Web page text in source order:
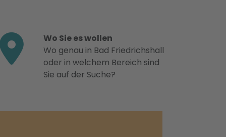
Wo Sie es wollen
Wo genau in Bad Friedrichshall
oder in welchem Bereich sind
Sie auf der Suche?